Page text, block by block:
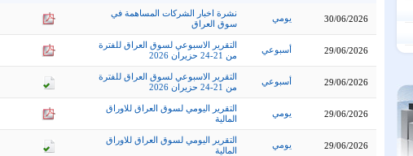
نشرة اخبار الشركات المساهمة في
سوق العراق
يومي 30/06/2026
التقرير الاسبوعي لسوق العراق للفترة
من 21-24 حزيران 2026
أسبوعي 29/06/2026
التقرير الاسبوعي لسوق العراق للفترة
من 21-24 حزيران 2026
أسبوعي 29/06/2026
التقرير اليومي لسوق العراق للاوراق
المالية
يومي 29/06/2026
التقرير اليومي لسوق العراق للاوراق
المالية
يومي 29/06/2026